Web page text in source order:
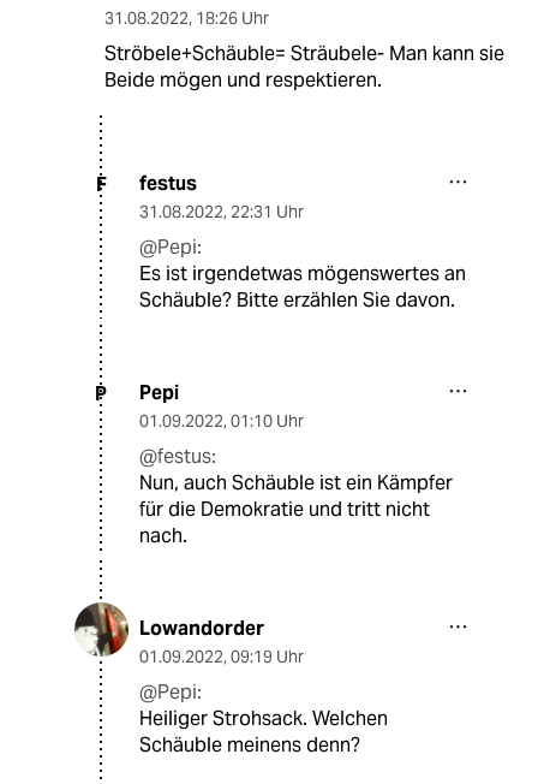
31.08.2022, 18:26 Uhr
Ströbele+Schäuble= Sträubele- Man kann sie
Beide mögen und respektieren.
F festus
31.08.2022, 22:31 Uhr
@Pepi:
Es ist irgendetwas mögenswertes an
Schäuble? Bitte erzählen Sie davon.
P Pepi
01.09.2022, 01:10 Uhr
@festus:
Nun, auch Schäuble ist ein Kämpfer
für die Demokratie und tritt nicht
nach.
Lowandorder
01.09.2022, 09:19 Uhr
@Pepi:
Heiliger Strohsack. Welchen
Schäuble meinens denn?